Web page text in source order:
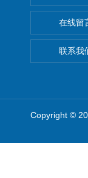
在线留
联系我
Copyright ©